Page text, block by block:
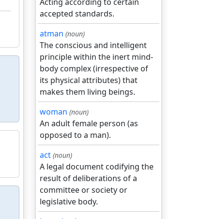
accepted standards.
atman (noun)
The conscious and intelligent
principle within the inert mind-
body complex (irrespective of
its physical attributes) that
makes them living beings.
woman (noun)
An adult female person (as
opposed to a man).
act (noun)
A legal document codifying the
result of deliberations of a
committee or society or
legislative body.